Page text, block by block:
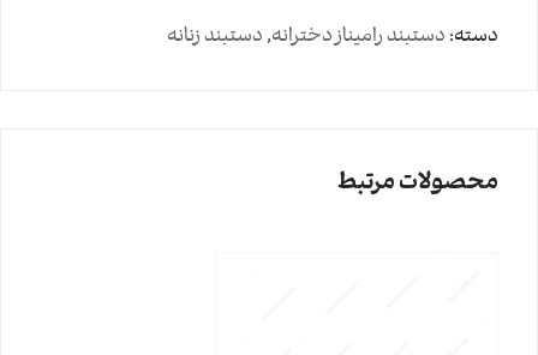
دسته: دستبند رامیناز دخترانه,دستبند زنانه
محصولات مرتبط